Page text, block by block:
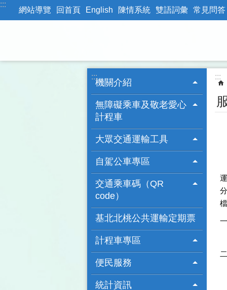
跳到主要內容區塊
:::
網站導覽 回首頁 English 陳情系統 雙語詞彙 常見問答
:::
機關介紹
無障礙乘車及敬老愛心
計程車
大眾交通運輸工具
自駕公車專區
交通乘車碼（QR
code）
基北北桃公共運輸定期票
計程車專區
便民服務
統計資訊
:::